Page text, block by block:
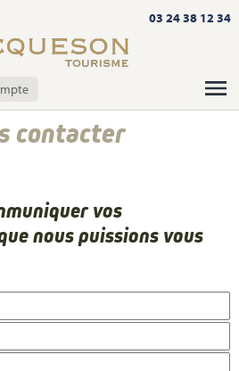
03 24 38 12 34
contacter
vos
nous puissions vous